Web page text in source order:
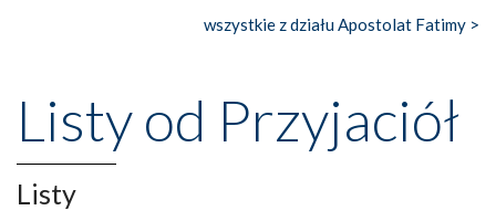
Nasze pielgrzymkowe wyprawy, których celem były
wznoszono na chwałę Bożą, na przykład – w podzięce za
Opatrznościową pomoc w wygranej bitwie o
niepodległość kraju. Zachwyt budziła potężna, a zarazem
misterna architektura tych monumentalnych dzieł,
wspaniałe zdobienia, dbałość ich twórców o detale,
wszystkie z działu Apostolat Fatimy >
Listy od Przyjaciół
Listy